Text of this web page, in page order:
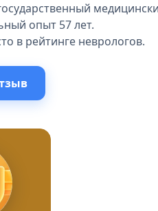
опыт 57 лет.
в рейтинге неврологов.